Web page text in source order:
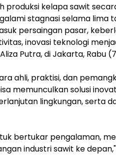
kelapa sawit
stagnasi selama lima
persaingan pasar,
inovasi teknologi
Putra, di Jakarta, Rabu
ahli, praktisi, dan
memunculkan solusi
lingkungan, serta
bertukar pengalaman,
industri sawit ke